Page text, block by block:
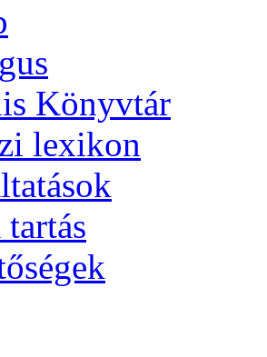
Könyvtár
lexikon